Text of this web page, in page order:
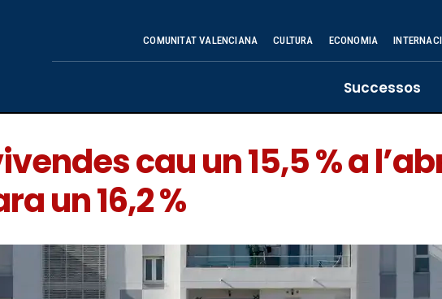
COMUNITAT VALENCIANA CULTURA ECONOMIA
Successos
cau un 15,5 % a
un 16,2 %